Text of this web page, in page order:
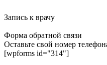
Запись к врачу
Форма обратной связи
Оставьте свой номер
[wpforms id="314"]